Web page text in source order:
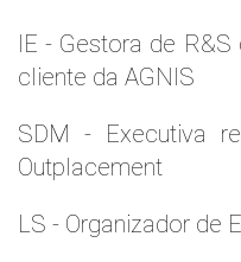
IE - Gestora de
cliente da AGNIS
SDM - Executiva
Outplacement
LS - Organizador de